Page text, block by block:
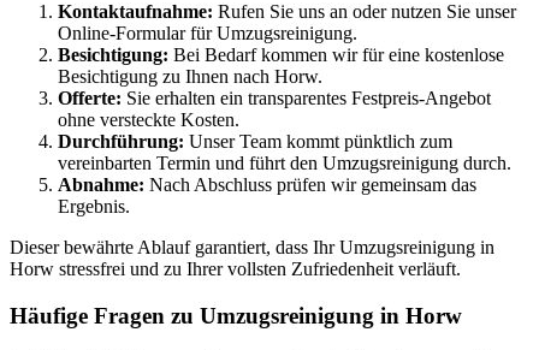
Kontaktaufnahme: Rufen Sie uns an oder nutzen Sie unser
Online-Formular für Umzugsreinigung.
Besichtigung: Bei Bedarf kommen wir für eine kostenlose
Besichtigung zu Ihnen nach Horw.
Offerte: Sie erhalten ein transparentes Festpreis-Angebot
ohne versteckte Kosten.
Durchführung: Unser Team kommt pünktlich zum
vereinbarten Termin und führt den Umzugsreinigung durch.
Abnahme: Nach Abschluss prüfen wir gemeinsam das
Ergebnis.
Dieser bewährte Ablauf garantiert, dass Ihr Umzugsreinigung in
Horw stressfrei und zu Ihrer vollsten Zufriedenheit verläuft.
Häufige Fragen zu Umzugsreinigung in Horw